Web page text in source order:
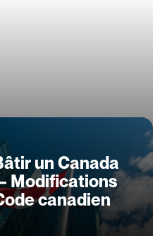
un Canada
Modifications
canadien